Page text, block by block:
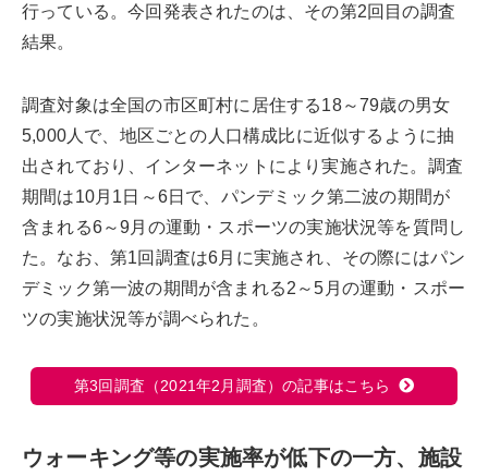
行っている。今回発表されたのは、その第2回目の調査
結果。
調査対象は全国の市区町村に居住する18～79歳の男女
5,000人で、地区ごとの人口構成比に近似するように抽
出されており、インターネットにより実施された。調査
期間は10月1日～6日で、パンデミック第二波の期間が
含まれる6～9月の運動・スポーツの実施状況等を質問し
た。なお、第1回調査は6月に実施され、その際にはパン
デミック第一波の期間が含まれる2～5月の運動・スポー
ツの実施状況等が調べられた。
第3回調査（2021年2月調査）の記事はこちら
ウォーキング等の実施率が低下の一方、施設